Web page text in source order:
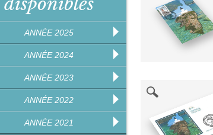
ANNÉE 2025
ANNÉE 2024
ANNÉE 2023
ANNÉE 2022
ANNÉE 2021